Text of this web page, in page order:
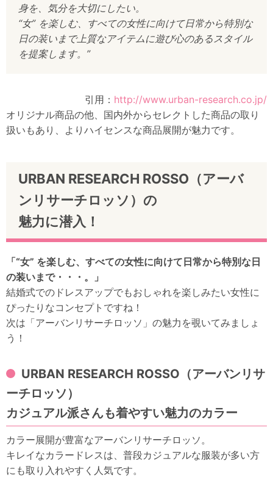
身を、気分を大切にしたい。
“女” を楽しむ、すべての女性に向けて日常から特別な
日の装いまで上質なアイテムに遊び心のあるスタイル
を提案します。”
引用： http://www.urban-research.co.jp/
オリジナル商品の他、国内外からセレクトした商品の取り
扱いもあり、よりハイセンスな商品展開が魅力です。
URBAN RESEARCH ROSSO（アーバ
ンリサーチロッソ）の
魅力に潜入！
「“女” を楽しむ、すべての女性に向けて日常から特別な日
の装いまで・・・。」
結婚式でのドレスアップでもおしゃれを楽しみたい女性に
ぴったりなコンセプトですね！
次は「アーバンリサーチロッソ」の魅力を覗いてみましょ
う！
URBAN RESEARCH ROSSO（アーバンリサ
ーチロッソ）
カジュアル派さんも着やすい魅力のカラー
カラー展開が豊富なアーバンリサーチロッソ。
キレイなカラードレスは、普段カジュアルな服装が多い方
にも取り入れやすく人気です。